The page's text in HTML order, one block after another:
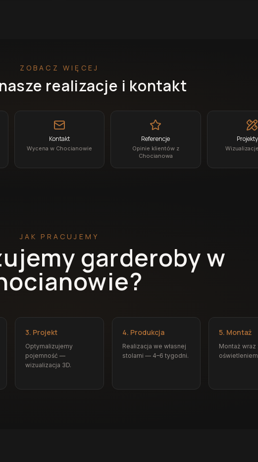
ZOBACZ WIĘCEJ
realizacje i kontakt
Kontakt
Wycena w Chocianowie
Referencje
Opinie klientów z
Chocianowa
JAK PRACUJEMY
garderoby w
3. Projekt
Optymalizujemy
pojemność —
wizualizacja 3D.
4. Produkcja
Realizacja we własnej
stolarni — 4–6 tygodni.
5. Montaż
Montaż wraz
oświetleniem